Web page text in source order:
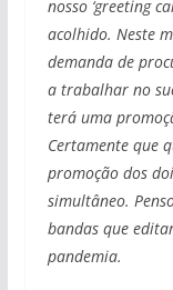
nosso ‘greeting
acolhido. Neste
demanda de
a trabalhar no
terá uma
Certamente que
promoção dos
simultâneo.
bandas que
pandemia.